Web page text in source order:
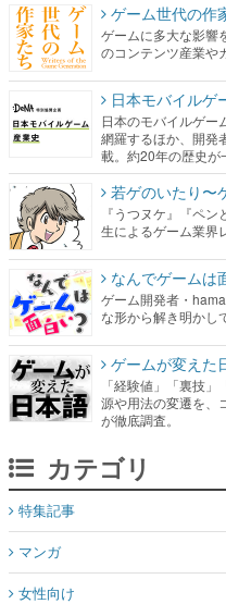
ゲーム世代の作
ゲームに多大な影響
のコンテンツ産業や
日本モバイルゲ
日本のモバイルゲー
網羅するほか、開発
載。約20年の歴史が
若ゲのいたり〜
『うつヌケ』『ペ
生によるゲーム業界
なんでゲームは
ゲーム開発者・
な形から解き明かし
ゲームが変えた
「経験値」「裏技
源や用法の変遷を、
が徹底調査。
カテゴリ
特集記事
マンガ
女性向け